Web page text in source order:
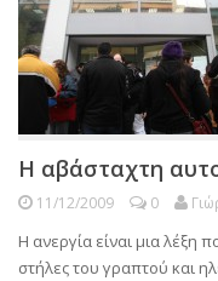
H αβάσταχτη
11/12/2009 0
Η ανεργία είναι μια λέξη
στήλες του γραπτού και